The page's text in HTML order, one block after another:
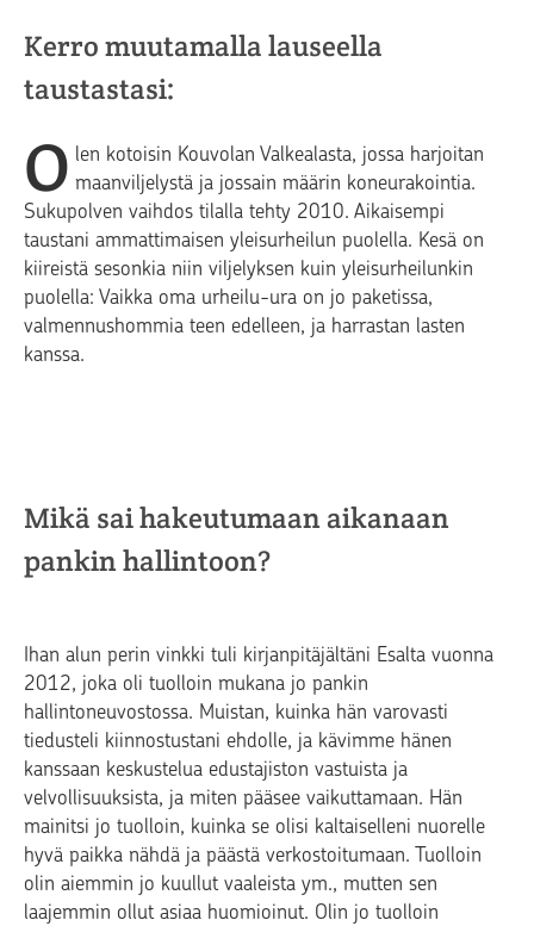
Kerro muutamalla lauseella
taustastasi:
O len kotoisin Kouvolan Valkealasta, jossa harjoitan
maanviljelystä ja jossain määrin koneurakointia.
Sukupolven vaihdos tilalla tehty 2010. Aikaisempi
taustani ammattimaisen yleisurheilun puolella. Kesä on
kiireistä sesonkia niin viljelyksen kuin yleisurheilunkin
puolella: Vaikka oma urheilu-ura on jo paketissa,
valmennushommia teen edelleen, ja harrastan lasten
kanssa.
Mikä sai hakeutumaan aikanaan
pankin hallintoon?
Ihan alun perin vinkki tuli kirjanpitäjältäni Esalta vuonna
2012, joka oli tuolloin mukana jo pankin
hallintoneuvostossa. Muistan, kuinka hän varovasti
tiedusteli kiinnostustani ehdolle, ja kävimme hänen
kanssaan keskustelua edustajiston vastuista ja
velvollisuuksista, ja miten pääsee vaikuttamaan. Hän
mainitsi jo tuolloin, kuinka se olisi kaltaiselleni nuorelle
hyvä paikka nähdä ja päästä verkostoitumaan. Tuolloin
olin aiemmin jo kuullut vaaleista ym., mutten sen
laajemmin ollut asiaa huomioinut. Olin jo tuolloin